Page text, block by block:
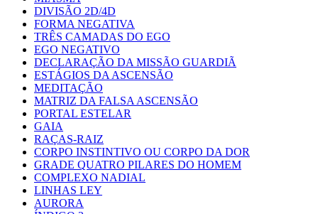
DIVISÃO 2D/4D
FORMA NEGATIVA
TRÊS CAMADAS DO EGO
EGO NEGATIVO
DECLARAÇÃO DA MISSÃO GUARDIÃ
ESTÁGIOS DA ASCENSÃO
MEDITAÇÃO
MATRIZ DA FALSA ASCENSÃO
PORTAL ESTELAR
GAIA
RAÇAS-RAIZ
CORPO INSTINTIVO OU CORPO DA DOR
GRADE QUATRO PILARES DO HOMEM
COMPLEXO NADIAL
LINHAS LEY
AURORA